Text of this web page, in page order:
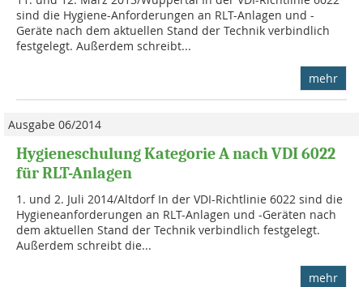
sind die Hygiene-Anforderungen an RLT-Anlagen und -
Geräte nach dem aktuellen Stand der Technik verbindlich
festgelegt. Außerdem schreibt...
mehr
Ausgabe 06/2014
Hygieneschulung Kategorie A nach VDI 6022
für RLT-Anlagen
1. und 2. Juli 2014/Altdorf In der VDI-Richtlinie 6022 sind die
Hygieneanforderungen an RLT-Anlagen und -Geräten nach
dem aktuellen Stand der Technik verbindlich festgelegt.
Außerdem schreibt die...
mehr